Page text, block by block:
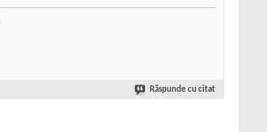
Răspunde cu citat